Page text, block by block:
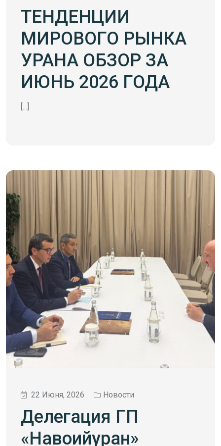
ТЕНДЕНЦИИ
МИРОВОГО РЫНКА
УРАНА ОБЗОР ЗА
ИЮНЬ 2026 ГОДА
[...]
22 Июня, 2026 Новости
Делегация ГП
«Навоийуран»